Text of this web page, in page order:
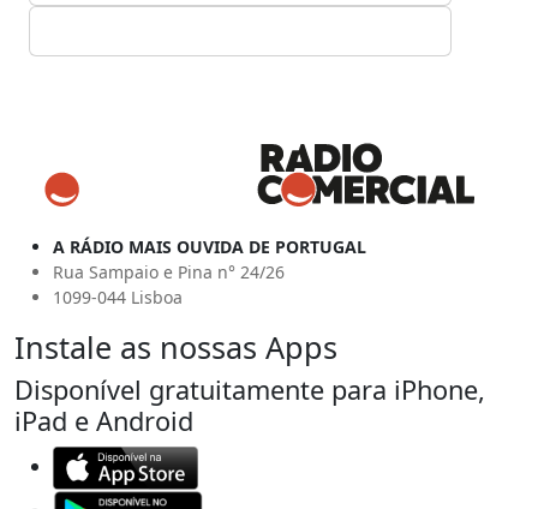
A RÁDIO MAIS OUVIDA DE PORTUGAL
Rua Sampaio e Pina n° 24/26
1099-044 Lisboa
Instale as nossas Apps
Disponível gratuitamente para iPhone,
iPad e Android